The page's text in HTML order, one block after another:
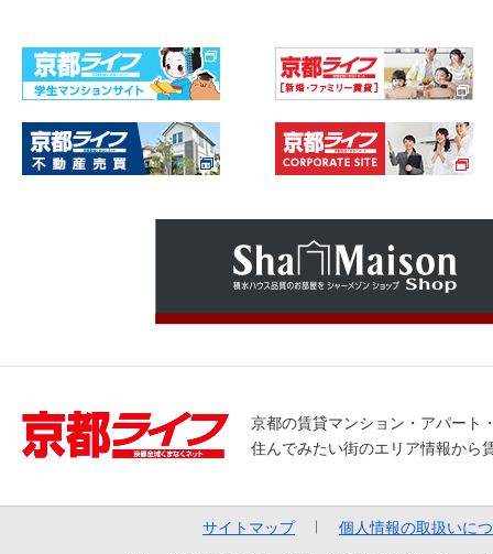
京都の賃貸マンション・アパート
住んでみたい街のエリア情報から
サイトマップ 個人情報の取扱いに